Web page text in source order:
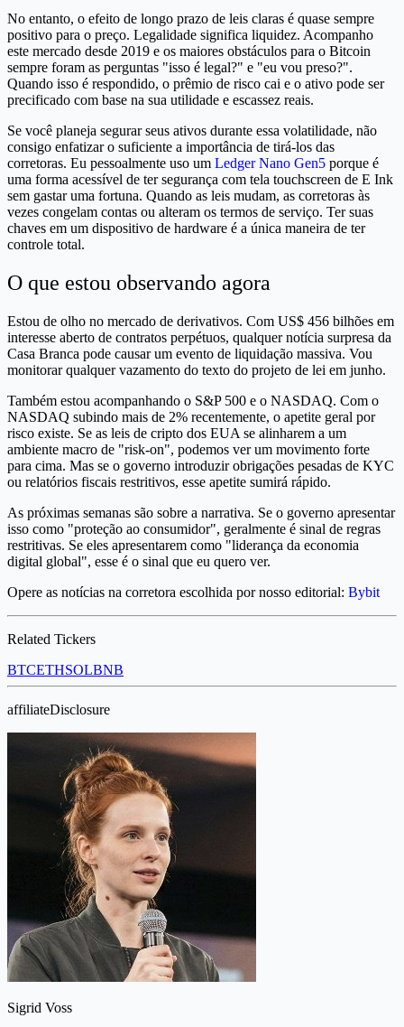
No entanto, o efeito de longo prazo de leis claras é quase sempre
positivo para o preço. Legalidade significa liquidez. Acompanho
este mercado desde 2019 e os maiores obstáculos para o Bitcoin
sempre foram as perguntas "isso é legal?" e "eu vou preso?".
Quando isso é respondido, o prêmio de risco cai e o ativo pode ser
precificado com base na sua utilidade e escassez reais.
Se você planeja segurar seus ativos durante essa volatilidade, não
consigo enfatizar o suficiente a importância de tirá-los das
corretoras. Eu pessoalmente uso um Ledger Nano Gen5 porque é
uma forma acessível de ter segurança com tela touchscreen de E Ink
sem gastar uma fortuna. Quando as leis mudam, as corretoras às
vezes congelam contas ou alteram os termos de serviço. Ter suas
chaves em um dispositivo de hardware é a única maneira de ter
controle total.
O que estou observando agora
Estou de olho no mercado de derivativos. Com US$ 456 bilhões em
interesse aberto de contratos perpétuos, qualquer notícia surpresa da
Casa Branca pode causar um evento de liquidação massiva. Vou
monitorar qualquer vazamento do texto do projeto de lei em junho.
Também estou acompanhando o S&P 500 e o NASDAQ. Com o
NASDAQ subindo mais de 2% recentemente, o apetite geral por
risco existe. Se as leis de cripto dos EUA se alinharem a um
ambiente macro de "risk-on", podemos ver um movimento forte
para cima. Mas se o governo introduzir obrigações pesadas de KYC
ou relatórios fiscais restritivos, esse apetite sumirá rápido.
As próximas semanas são sobre a narrativa. Se o governo apresentar
isso como "proteção ao consumidor", geralmente é sinal de regras
restritivas. Se eles apresentarem como "liderança da economia
digital global", esse é o sinal que eu quero ver.
Opere as notícias na corretora escolhida por nosso editorial: Bybit
Related Tickers
BTCETHSOLBNB
affiliateDisclosure
Sigrid Voss